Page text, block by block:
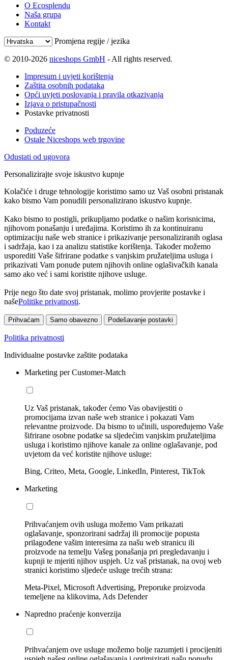
O Ecosplendu
Naša grupa
Kontakt
Promjena regije / jezika
© 2010-2026 niceshops GmbH - All rights reserved.
Impresum i uvjeti korištenja
Zaštita osobnih podataka
Opći uvjeti poslovanja i pravila otkazivanja
Izjava o pristupačnosti
Postavke privatnosti
Poduzeće
Ostale Niceshops web trgovine
Odustati od ugovora
Personalizirajte svoje iskustvo kupnje
Kolačiće i druge tehnologije koristimo samo uz Vaš osobni pristanak
kako bismo Vam ponudili personalizirano iskustvo kupnje.
Kako bismo to postigli, prikupljamo podatke o našim korisnicima,
njihovom ponašanju i uređajima. Koristimo ih za kontinuiranu
optimizaciju naše web stranice i prikazivanje personaliziranih oglasa
i sadržaja, kao i za analizu statistike korištenja. Također možemo
usporediti Vaše šifrirane podatke s vanjskim pružateljima usluga i
prikazivati Vam ponude putem njihovih online oglašivačkih kanala
samo ako već i sami koristite njihove usluge.
Prije nego što date svoj pristanak, molimo provjerite postavke i
našePolitike privatnosti.
Prihvaćam Samo obavezno Podešavanje postavki
Politika privatnosti
Individualne postavke zaštite podataka
Marketing per Customer-Match
Uz Vaš pristanak, također ćemo Vas obavijestiti o
promocijama izvan naše web stranice i pokazati Vam
relevantne proizvode. Da bismo to učinili, uspoređujemo Vaše
šifrirane osobne podatke sa sljedećim vanjskim pružateljima
usluga i koristimo njihove kanale za online oglašavanje, pod
uvjetom da već koristite njihove usluge:
Bing, Criteo, Meta, Google, LinkedIn, Pinterest, TikTok
Marketing
Prihvaćanjem ovih usluga možemo Vam prikazati
oglašavanje, sponzorirani sadržaj ili promocije popusta
prilagođene vašim interesima za našu web stranicu ili
proizvode na temelju Vašeg ponašanja pri pregledavanju i
kupnji te mjeriti njihov uspjeh. Uz vaš pristanak, na ovoj web
stranici koristimo sljedeće usluge trećih strana:
Meta-Pixel, Microsoft Advertising, Preporuke proizvoda
temeljene na klikovima, Ads Defender
Napredno praćenje konverzija
Prihvaćanjem ove usluge možemo bolje razumjeti i procijeniti